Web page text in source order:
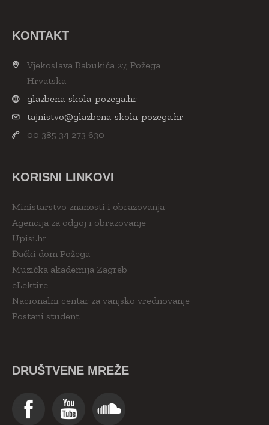
KONTAKT
Vjekoslava Babukića 27, Požega
Hrvatska
glazbena-skola-pozega.hr
tajnistvo@glazbena-skola-pozega.hr
00 385 34 273 630
KORISNI LINKOVI
Ministarstvo znanosti i obrazovanja
Agencija za odgoj i obrazovanje
Upisi.hr
Đački dom Požega
Muzička akademija Zagreb
eLektire
Nacionalni centar za vanjsko vrednovanje
Postani student
DRUŠTVENE MREŽE